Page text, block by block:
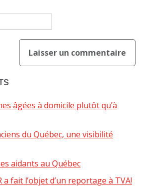
âgées à domicile plutôt qu’à
du Québec, une visibilité
aidants au Québec
a fait l’objet d’un reportage à TVA!